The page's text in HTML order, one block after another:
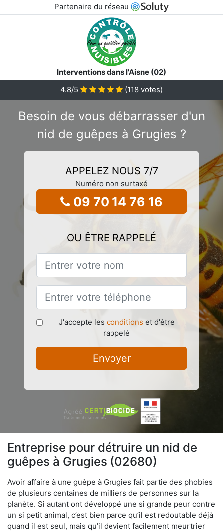
Partenaire du réseau
Interventions dans l'Aisne (02)
4.8/5 (118 votes)
Besoin de vous débarrasser d'un
nid de guêpes à Grugies ?
APPELEZ NOUS 7/7
Numéro non surtaxé
09 70 14 76 16
OU ÊTRE RAPPELÉ
J'accepte les conditions et d'être
rappelé
Envoyer
Entreprise pour détruire un nid de
guêpes à Grugies (02680)
Avoir affaire à une guêpe à Grugies fait partie des phobies
de plusieurs centaines de milliers de personnes sur la
planète. Si autant ont développé une si grande peur contre
un si petit animal, c’est bien parce qu’il est redoutable déjà
quand il est seul, mais qu’il devient facilement meurtrier